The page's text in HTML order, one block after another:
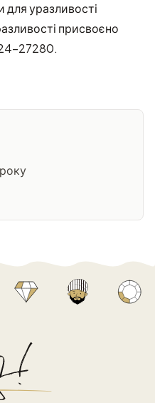
уразливості
присвоєно
27280.